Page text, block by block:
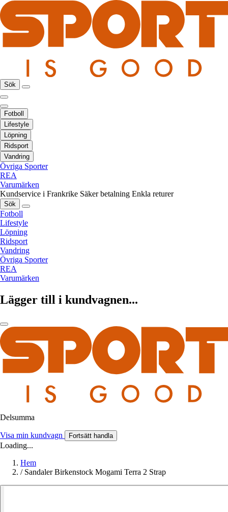
Sök
Fotboll
Lifestyle
Löpning
Ridsport
Vandring
Övriga Sporter
REA
Varumärken
Kundservice i Frankrike Säker betalning Enkla returer
Sök
Fotboll
Lifestyle
Löpning
Ridsport
Vandring
Övriga Sporter
REA
Varumärken
Lägger till i kundvagnen...
Delsumma
Visa min kundvagn Fortsätt handla
Loading...
Hem
/ Sandaler Birkenstock Mogami Terra 2 Strap